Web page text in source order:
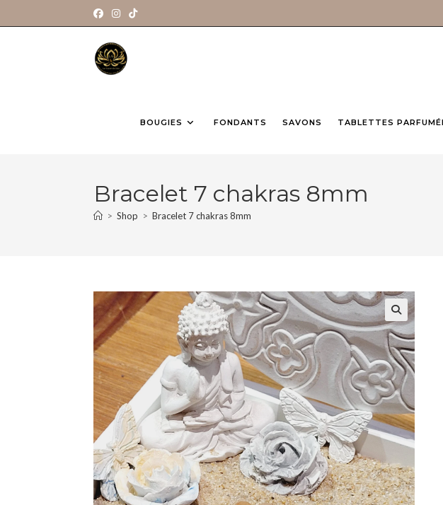
BOUGIES FONDANTS SAVONS TABLETTES
Bracelet 7 chakras 8mm
> Shop > Bracelet 7 chakras 8mm
🔍